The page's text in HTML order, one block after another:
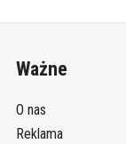
Ważne
O nas
Reklama